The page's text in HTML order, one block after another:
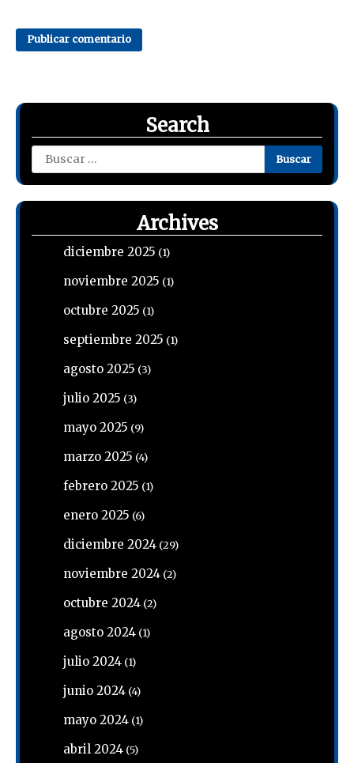
Search
Buscar:
Archives
diciembre 2025 (1)
noviembre 2025 (1)
octubre 2025 (1)
septiembre 2025 (1)
agosto 2025 (3)
julio 2025 (3)
mayo 2025 (9)
marzo 2025 (4)
febrero 2025 (1)
enero 2025 (6)
diciembre 2024 (29)
noviembre 2024 (2)
octubre 2024 (2)
agosto 2024 (1)
julio 2024 (1)
junio 2024 (4)
mayo 2024 (1)
abril 2024 (5)